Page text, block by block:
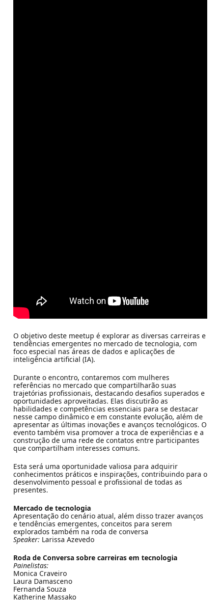
O objetivo deste meetup é explorar as diversas carreiras e
tendências emergentes no mercado de tecnologia, com
foco especial nas áreas de dados e aplicações de
inteligência artificial (IA).
Durante o encontro, contaremos com mulheres
referências no mercado que compartilharão suas
trajetórias profissionais, destacando desafios superados e
oportunidades aproveitadas. Elas discutirão as
habilidades e competências essenciais para se destacar
nesse campo dinâmico e em constante evolução, além de
apresentar as últimas inovações e avanços tecnológicos. O
evento também visa promover a troca de experiências e a
construção de uma rede de contatos entre participantes
que compartilham interesses comuns.
Esta será uma oportunidade valiosa para adquirir
conhecimentos práticos e inspirações, contribuindo para o
desenvolvimento pessoal e profissional de todas as
presentes.
Mercado de tecnologia
Apresentação do cenário atual, além disso trazer avanços
e tendências emergentes, conceitos para serem
explorados também na roda de conversa
Speaker: Larissa Azevedo
Roda de Conversa sobre carreiras em tecnologia
Painelistas:
Monica Craveiro
Laura Damasceno
Fernanda Souza
Katherine Massako